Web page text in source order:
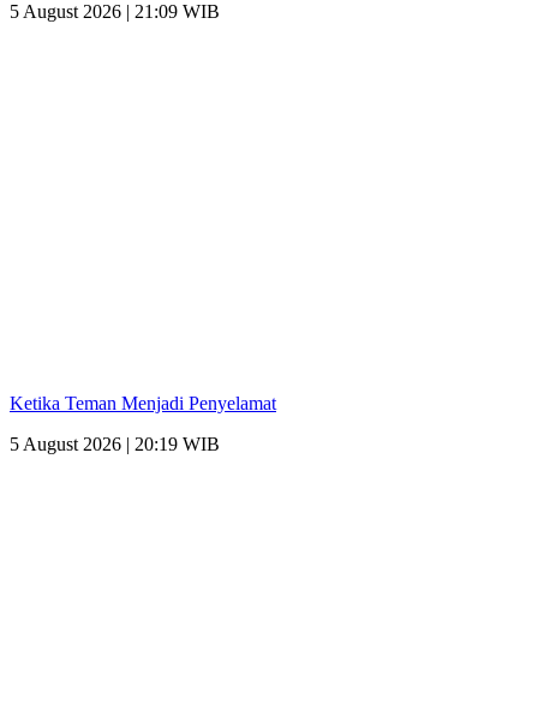
5 August 2026 | 21:09 WIB
Ketika Teman Menjadi Penyelamat
5 August 2026 | 20:19 WIB